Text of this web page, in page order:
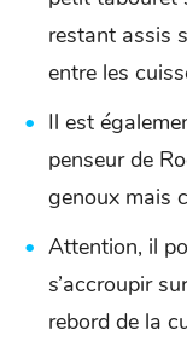
restant assis
entre les
Il est
penseur de
genoux mais
Attention, il
s’accroupir
rebord de la